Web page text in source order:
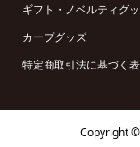
ギフト・ノベルティグ
カープグッズ
特定商取引法に基づく
Copyright ©